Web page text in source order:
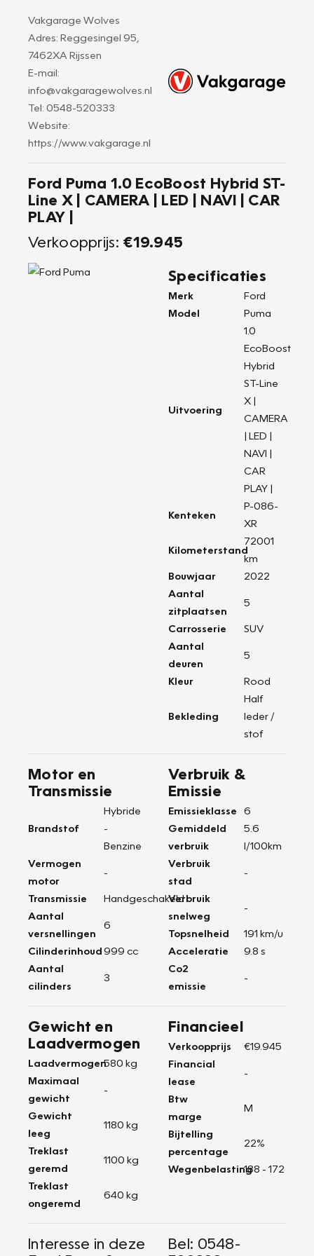
Vakgarage Wolves
Adres: Reggesingel 95,
7462XA Rijssen
E-mail:
info@vakgaragewolves.nl
Tel: 0548-520333
Website:
https://www.vakgarage.nl
Ford Puma 1.0 EcoBoost Hybrid ST-
Line X | CAMERA | LED | NAVI | CAR
PLAY |
Verkoopprijs: €19.945
Specificaties
Merk
Ford
Model
Puma
Uitvoering
1.0
EcoBoost
Hybrid
ST-Line
X |
CAMERA
| LED |
NAVI |
CAR
PLAY |
Kenteken
P-086-
XR
Kilometerstand
72001
km
Bouwjaar
2022
Aantal
zitplaatsen
5
Carrosserie
SUV
Aantal
deuren
5
Kleur Rood
Bekleding
Half
leder /
stof
Motor en
Transmissie
Brandstof
Hybride
-
Benzine
Vermogen
motor
-
Transmissie
Handgeschakeld
Aantal
versnellingen
6
Cilinderinhoud999 cc
Aantal
cilinders
3
Verbruik &
Emissie
Emissieklasse
6
Gemiddeld
verbruik
5.6
l/100km
Verbruik
stad
-
Verbruik
snelweg
-
Topsnelheid
191 km/u
Acceleratie
9.8 s
Co2
emissie
-
Gewicht en
Laadvermogen
Laadvermogen580 kg
Maximaal
gewicht
-
Gewicht
leeg
1180 kg
Treklast
geremd
1100 kg
Treklast
ongeremd
640 kg
Financieel
Verkoopprijs
€19.945
Financial
lease
-
Btw
marge
M
Bijtelling
percentage
22%
Wegenbelasting188 - 172
Interesse in deze
Bel: 0548-